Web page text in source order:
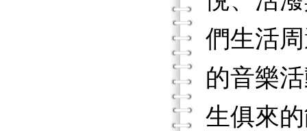
們生活
的音樂
生俱來